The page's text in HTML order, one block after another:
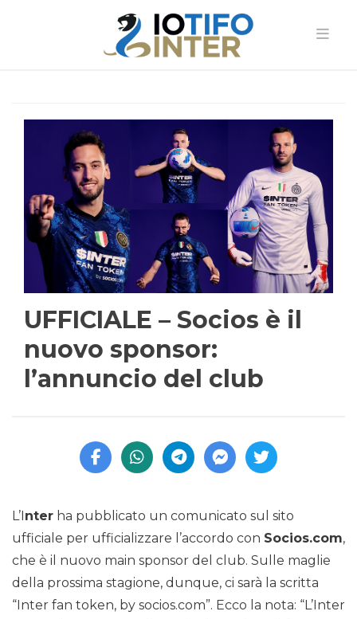
UFFICIALE – Socios è il
nuovo sponsor:
l’annuncio del club
L’Inter ha pubblicato un comunicato sul sito
ufficiale per ufficializzare l’accordo con Socios.com,
che è il nuovo main sponsor del club. Sulle maglie
della prossima stagione, dunque, ci sarà la scritta
“Inter fan token, by socios.com”. Ecco la nota: “L’Inter